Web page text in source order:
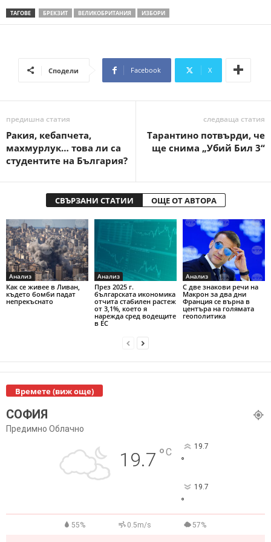
ТАГОВЕ БРЕКЗИТ ВЕЛИКОБРИТАНИЯ ИЗБОРИ
Сподели Facebook X
предишна статия
Ракия, кебапчета,
махмурлук… това ли са
студентите на България?
следваща статия
Тарантино потвърди, че
ще снима „Убий Бил 3“
СВЪРЗАНИ СТАТИИ ОЩЕ ОТ АВТОРА
Анализ
Как се живее в Ливан,
където бомби падат
непрекъснато
Анализ
През 2025 г.
българската икономика
отчита стабилен растеж
от 3,1%, което я
нарежда сред водещите
в ЕС
Анализ
С две знакови речи на
Макрон за два дни
Франция се върна в
центъра на голямата
геополитика
Времете (виж още)
СОФИЯ
Предимно Облачно
19.7 °C 19.7
°
19.7
°
55% 0.5m/s 57%